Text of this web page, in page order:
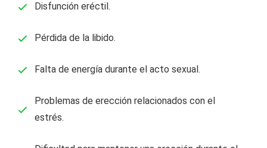
Disfunción eréctil.
Pérdida de la libido.
Falta de energía durante el acto sexual.
Problemas de erección relacionados con el
estrés.